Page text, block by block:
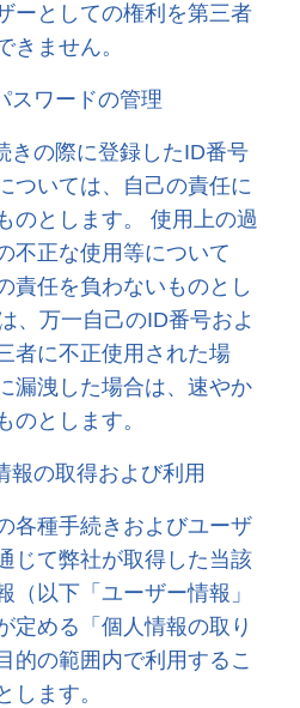
ーとしての権利を第三者
きません。
ワードの管理
きの際に登録したID番号
ついては、自己の責任に
のとします。 使用上の過
不正な使用等について
責任を負わないものとし
、万一自己のID番号およ
者に不正使用された場
漏洩した場合は、速やか
のとします。
の取得および利用
各種手続きおよびユーザ
じて弊社が取得した当該
（以下「ユーザー情報」
定める「個人情報の取り
的の範囲内で利用するこ
します。